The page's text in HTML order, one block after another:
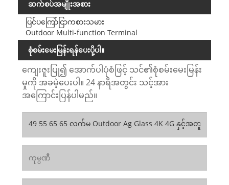
ဆက်စပ်အမျိုးအစား
ပြင်ပကြော်ငြာကစားသမား
Outdoor Multi-function Terminal
စုံစမ်းမေးမြန်းရန်ပေးပို့ပါ။
ကျေးဇူးပြု၍ အောက်ပါပုံစံဖြင့် သင်၏စုံစမ်းမေးမြန်း
မှုကို အခမဲ့ပေးပါ။ 24 နာရီအတွင်း သင့်အား
အကြောင်းပြန်ပါမည်။